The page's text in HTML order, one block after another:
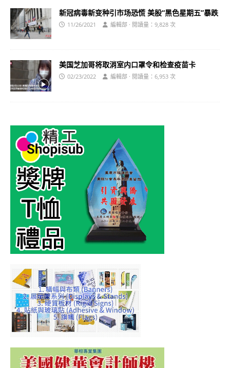
新冠病毒新变种引市场恐慌 美股“黑色星期五”暴跌
11/26/2021 編輯部 · 閱讀量：9,828 次
美国芝加哥将取消室内口罩令和检查疫苗卡
02/23/2022 編輯部 · 閱讀量：6,953 次